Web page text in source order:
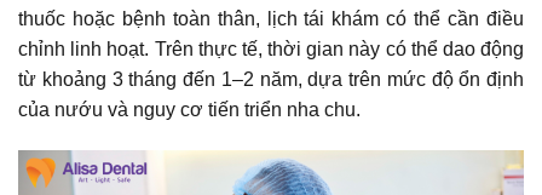
thuốc hoặc bệnh toàn thân, lịch tái khám có thể cần điều
chỉnh linh hoạt. Trên thực tế, thời gian này có thể dao động
từ khoảng 3 tháng đến 1–2 năm, dựa trên mức độ ổn định
của nướu và nguy cơ tiến triển nha chu.